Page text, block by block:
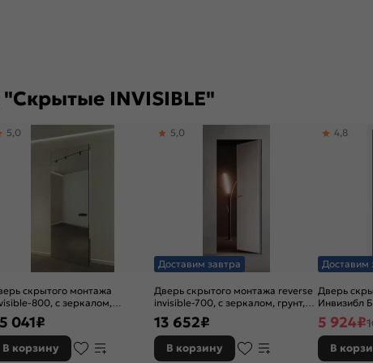
INVISIBLE"
скрытого монтажа
800, с зеркалом,
кромка алюминиевая
матовая, каркасно-
5,0
041₽
В корзину
Доставим завтра
Дверь скрытого монтажа reverse
invisible-700, с зеркалом, грунт,
кромка алюминиевая матовый
хром, каркасно-щитовая
5,0
13 652₽
В корзину
Доставим
Дверь
Инвизибл
(под
наружу,
левым
4,8
5 924₽
В